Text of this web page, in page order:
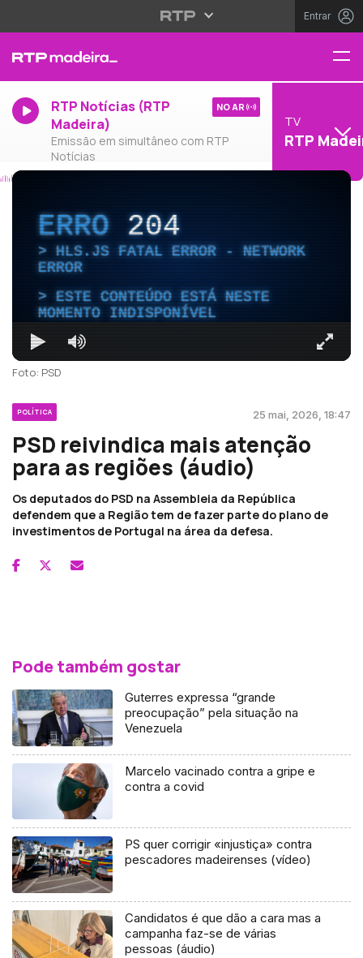
Entrar
RTP Notícias (RTP
Madeira)
Emissão em simultâneo com RTP
Notícias
NO AR
TV
RTP
ERRO204
HLS.JS FATAL ERROR - NETWORK
ERROR
ESTE CONTEÚDO ESTÁ NESTE
MOMENTO INDISPONÍVEL
Foto: PSD
POLÍTICA 25 mai, 2026, 18:47
PSD reivindica mais atenção
para as regiões (áudio)
Os deputados do PSD na Assembleia da República
defendem que a Região tem de fazer parte do plano de
investimentos de Portugal na área da defesa.
Pode também gostar
Guterres expressa “grande
preocupação” pela situação na
Venezuela
Marcelo vacinado contra a gripe e
contra a covid
PS quer corrigir «injustiça» contra
pescadores madeirenses (vídeo)
Candidatos é que dão a cara mas a
campanha faz-se de várias
pessoas (áudio)